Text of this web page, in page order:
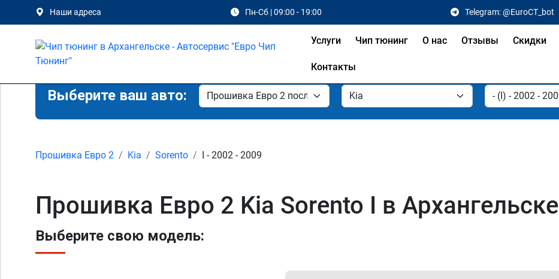
Наши адреса Пн-Сб | 09:00 - 19:00 Telegram: @EuroCT_bot
Услуги Чип тюнинг О нас Отзывы Скидки
Контакты
Выберите ваш авто:
Прошивка Евро 2 Kia Sorento I - 2002 - 2009
Прошивка Евро 2 Kia Sorento I в Архангельске
Выберите свою модель: